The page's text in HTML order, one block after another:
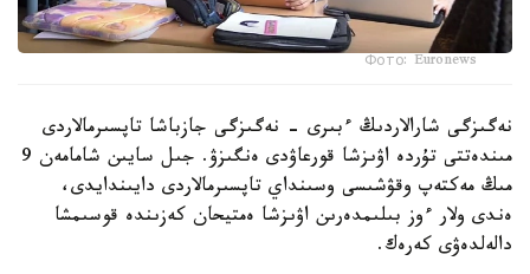
Фото: Euronews
نەگىزگى شارالاردىڭ ءبىرى - نەگىزگى جازباشا تاپسىرمالاردى
مىندەتتى تۇردە اۋىزشا قورعاۋدى ەنگىزۋ. جىل سايىن شامامەن 9
مىڭ مەكتەپ وقۋشىسى وسىنداي تاپسىرمالاردى دايىندايدى،
ەندى ولار ءوز بىلىمدەرىن اۋىزشا ەمتيحان كەزىندە قوسىمشا
دالەلدەۋى كەرەك.